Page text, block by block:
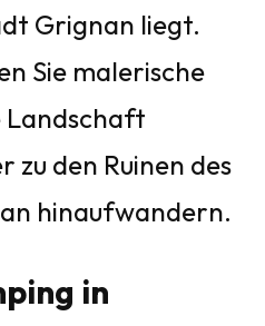
Grignan liegt.
Sie malerische
Landschaft
den Ruinen des
hinaufwandern.
in